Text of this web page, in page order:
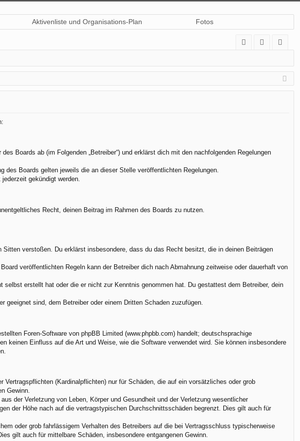
Aktivenliste und Organisations-Plan Fotos
Q
m
el
ist
rie
Boards ab (im Folgenden „Betreiber“) und erklärst dich mit den nachfolgenden Regelungen
Boards gelten jeweils die an dieser Stelle veröffentlichten Regelungen.
gekündigt werden.
Recht, deinen Beitrag im Rahmen des Boards zu nutzen.
verstoßen. Du erklärst insbesondere, dass du das Recht besitzt, die in deinen Beiträgen
veröffentlichten Regeln kann der Betreiber dich nach Abmahnung zeitweise oder dauerhaft von
erstellt hat oder die er nicht zur Kenntnis genommen hat. Du gestattest dem Betreiber, dein
geeignet sind, dem Betreiber oder einem Dritten Schaden zuzufügen.
Foren-Software von phpBB Limited (www.phpbb.com) handelt; deutschsprachige
keinen Einfluss auf die Art und Weise, wie die Software verwendet wird. Sie können insbesondere
(Kardinalpflichten) nur für Schäden, die auf ein vorsätzliches oder grob
Gewinn.
der Verletzung von Leben, Körper und Gesundheit und der Verletzung wesentlicher
der Höhe nach auf die vertragstypischen Durchschnittsschäden begrenzt. Dies gilt auch für
oder grob fahrlässigem Verhalten des Betreibers auf die bei Vertragsschluss typischerweise
gilt auch für mittelbare Schäden, insbesondere entgangenen Gewinn.